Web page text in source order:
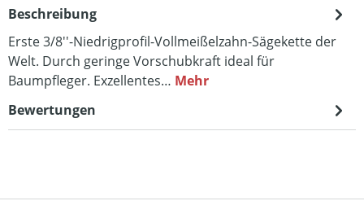
Beschreibung
Erste 3/8''-Niedrigprofil-Vollmeißelzahn-Sägekette der
Welt. Durch geringe Vorschubkraft ideal für
Baumpfleger. Exzellentes… Mehr
Bewertungen